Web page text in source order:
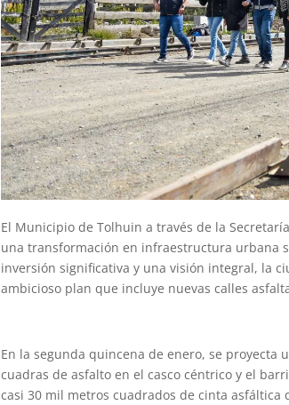
El Municipio de Tolhuin a través de la
una transformación en infraestructura urbana
inversión significativa y una visión integral, la
ambicioso plan que incluye nuevas calles
En la segunda quincena de enero, se
cuadras de asfalto en el casco céntrico y el
casi 30 mil metros cuadrados de cinta